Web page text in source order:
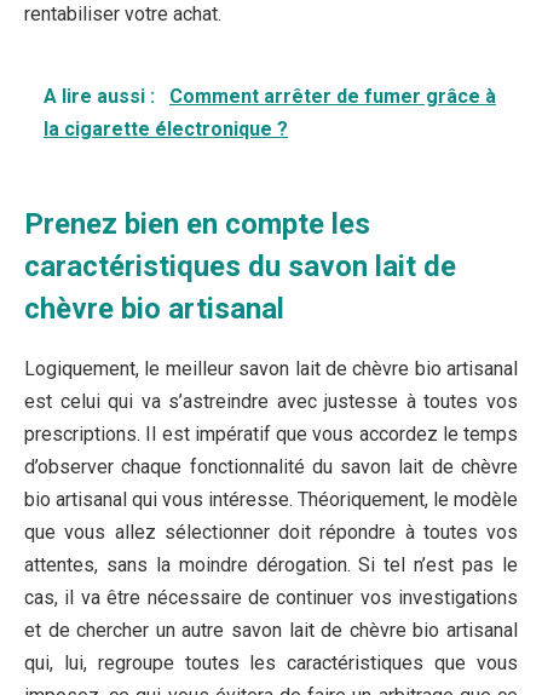
rentabiliser votre achat.
A lire aussi :
Comment arrêter de fumer grâce à
la cigarette électronique ?
Prenez bien en compte les
caractéristiques du savon lait de
chèvre bio artisanal
Logiquement, le meilleur savon lait de chèvre bio artisanal
est celui qui va s’astreindre avec justesse à toutes vos
prescriptions. Il est impératif que vous accordez le temps
d’observer chaque fonctionnalité du savon lait de chèvre
bio artisanal qui vous intéresse. Théoriquement, le modèle
que vous allez sélectionner doit répondre à toutes vos
attentes, sans la moindre dérogation. Si tel n’est pas le
cas, il va être nécessaire de continuer vos investigations
et de chercher un autre savon lait de chèvre bio artisanal
qui, lui, regroupe toutes les caractéristiques que vous